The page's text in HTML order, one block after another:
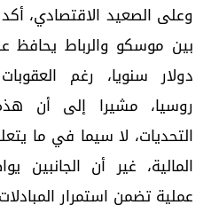
وعلى الصعيد الاقتصادي، أكد
بين موسكو والرباط يحافظ
دولار سنويا، رغم
روسيا، مشيرا إلى أن
التحديات، لا سيما في ما
المالية، غير أن الجانبين
عملية تضمن استمرار